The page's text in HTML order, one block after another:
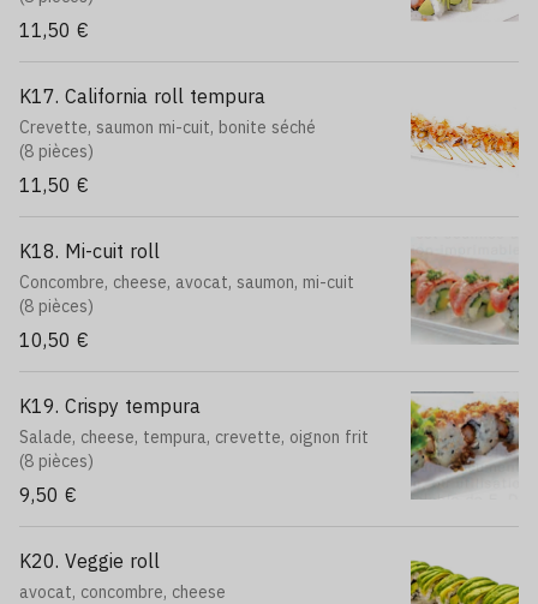
11,50 €
K17. California roll tempura
Crevette, saumon mi-cuit, bonite séché
(8 pièces)
11,50 €
K18. Mi-cuit roll
Concombre, cheese, avocat, saumon, mi-cuit
(8 pièces)
10,50 €
K19. Crispy tempura
Salade, cheese, tempura, crevette, oignon frit
(8 pièces)
9,50 €
K20. Veggie roll
avocat, concombre, cheese